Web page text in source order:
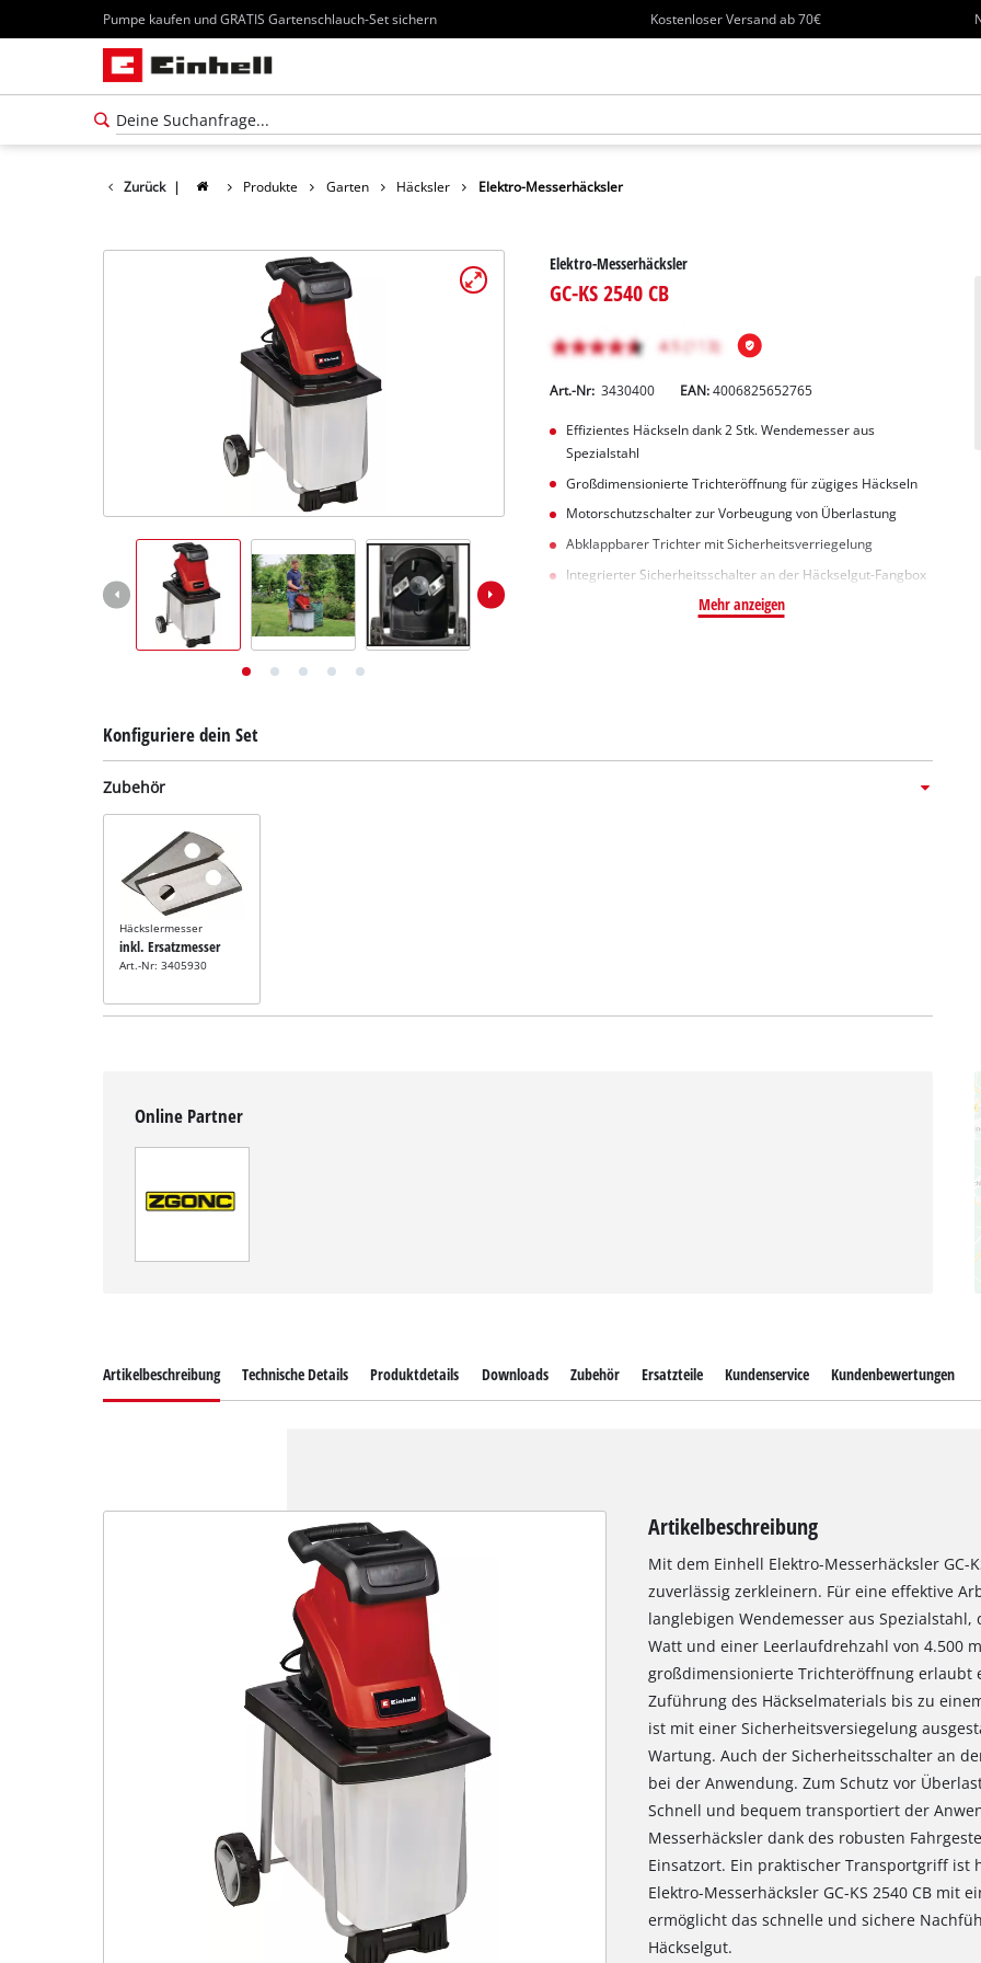
Pumpe kaufen und GRATIS Gartenschlauch-Set sichern Kostenloser Versand ab 70€
Zurück | Produkte Garten Häcksler Elektro-Messerhäcksler
Elektro-Messerhäcksler
GC-KS 2540 CB
Art.-Nr: 3430400 EAN:4006825652765
Effizientes Häckseln dank 2 Stk. Wendemesser aus
Spezialstahl
Großdimensionierte Trichteröffnung für zügiges Häckseln
Motorschutzschalter zur Vorbeugung von Überlastung
Abklappbarer Trichter mit Sicherheitsverriegelung
Integrierter Sicherheitsschalter an der Häckselgut-Fangbox
Mehr anzeigen
Konfiguriere dein Set
Zubehör
Häckslermesser
inkl. Ersatzmesser
Art.-Nr: 3405930
Online Partner
Artikelbeschreibung Technische Details Produktdetails Downloads Zubehör Ersatzteile Kundenservice Kundenbewertungen
Artikelbeschreibung
Mit dem Einhell Elektro-Messerhäcksler GC-
zuverlässig zerkleinern. Für eine effektive
langlebigen Wendemesser aus
Watt und einer Leerlaufdrehzahl von 4.500
großdimensionierte Trichteröffnung erlaubt
Zuführung des Häckselmaterials bis zu
ist mit einer Sicherheitsversiegelung
Wartung. Auch der Sicherheitsschalter an
bei der Anwendung. Zum Schutz vor
Schnell und bequem transportiert der
Messerhäcksler dank des robusten
Einsatzort. Ein praktischer Transportgriff
Elektro-Messerhäcksler GC-KS 2540 CB mit
ermöglicht das schnelle und sichere
Häckselgut.